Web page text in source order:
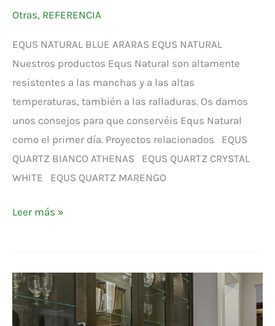
Otras, REFERENCIA
EQUS NATURAL BLUE ARARAS EQUS NATURAL
Nuestros productos Equs Natural son altamente
resistentes a las manchas y a las altas
temperaturas, también a las ralladuras. Os damos
unos consejos para que conservéis Equs Natural
como el primer día. Proyectos relacionados EQUS
QUARTZ BIANCO ATHENAS EQUS QUARTZ CRYSTAL
WHITE EQUS QUARTZ MARENGO
Leer más »
EQUS
NATURAL
MANHATTAN